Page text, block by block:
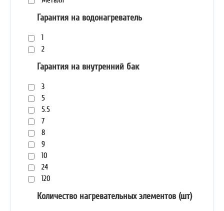
Гарантия на водонагреватель
1
2
Гарантия на внутренний бак
3
5
5.5
7
8
9
10
24
120
Количество нагревательных элементов (шт)